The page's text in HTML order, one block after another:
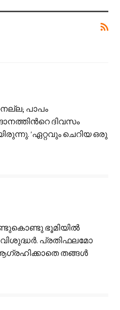
പാപം
ദിവസം
'ഏറ്റവും ചെറിയ ഒരു
ഭൂമിയിൽ
വിശുദ്ധർ. പ്രതിഫലമോ
തങ്ങൾ